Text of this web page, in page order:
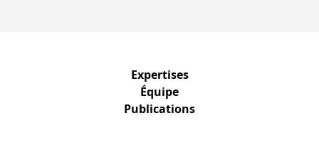
Expertises
Équipe
Publications